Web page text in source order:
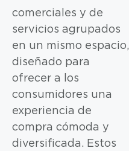
comerciales y de
servicios agrupados
en un mismo espacio,
diseñado para
ofrecer a los
consumidores una
experiencia de
compra cómoda y
diversificada. Estos